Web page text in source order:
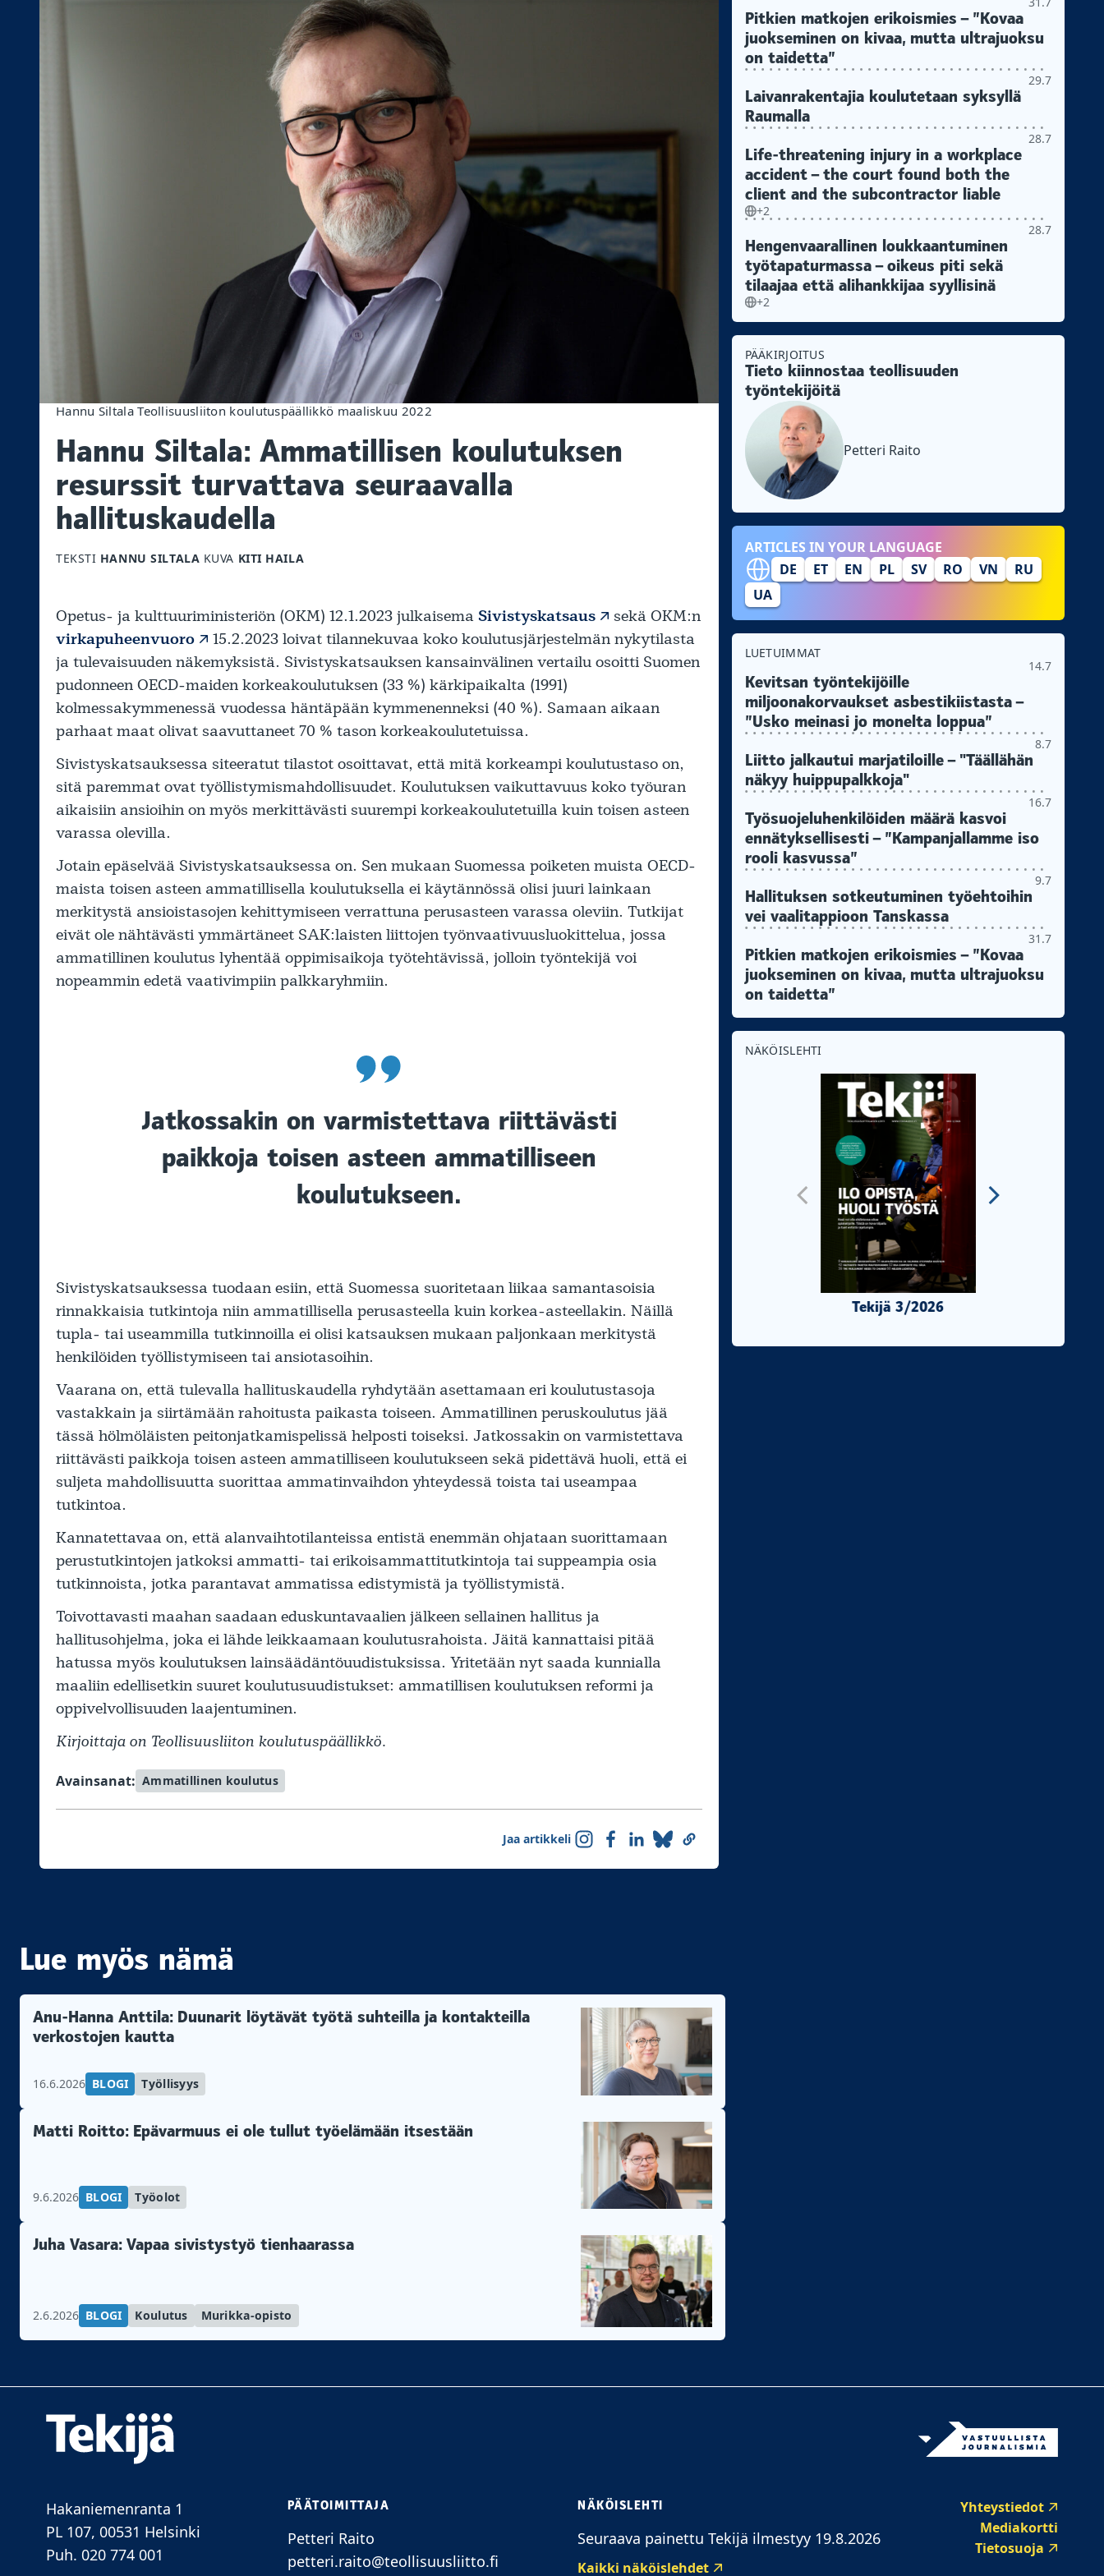
Hannu Siltala Teollisuusliiton koulutuspäällikkö maaliskuu 2022
Hannu Siltala: Ammatillisen koulutuksen
resurssit turvattava seuraavalla
hallituskaudella
TEKSTI HANNU SILTALA KUVA KITI HAILA
Opetus- ja kulttuuriministeriön (OKM) 12.1.2023 julkaisema Sivistyskatsaus
sekä OKM:n
virkapuheenvuoro
15.2.2023 loivat tilannekuvaa koko koulutusjärjestelmän nykytilasta
ja tulevaisuuden näkemyksistä. Sivistyskatsauksen kansainvälinen vertailu osoitti Suomen
pudonneen OECD-maiden korkeakoulutuksen (33 %) kärkipaikalta (1991)
kolmessakymmenessä vuodessa häntäpään kymmenenneksi (40 %). Samaan aikaan
parhaat maat olivat saavuttaneet 70 % tason korkeakoulutetuissa.
Sivistyskatsauksessa siteeratut tilastot osoittavat, että mitä korkeampi koulutustaso on,
sitä paremmat ovat työllistymismahdollisuudet. Koulutuksen vaikuttavuus koko työuran
aikaisiin ansioihin on myös merkittävästi suurempi korkeakoulutetuilla kuin toisen asteen
varassa olevilla.
Jotain epäselvää Sivistyskatsauksessa on. Sen mukaan Suomessa poiketen muista OECD-
maista toisen asteen ammatillisella koulutuksella ei käytännössä olisi juuri lainkaan
merkitystä ansioistasojen kehittymiseen verrattuna perusasteen varassa oleviin. Tutkijat
eivät ole nähtävästi ymmärtäneet SAK:laisten liittojen työnvaativuusluokittelua, jossa
ammatillinen koulutus lyhentää oppimisaikoja työtehtävissä, jolloin työntekijä voi
nopeammin edetä vaativimpiin palkkaryhmiin.
Jatkossakin on varmistettava riittävästi
paikkoja toisen asteen ammatilliseen
koulutukseen.
Sivistyskatsauksessa tuodaan esiin, että Suomessa suoritetaan liikaa samantasoisia
rinnakkaisia tutkintoja niin ammatillisella perusasteella kuin korkea-asteellakin. Näillä
tupla- tai useammilla tutkinnoilla ei olisi katsauksen mukaan paljonkaan merkitystä
henkilöiden työllistymiseen tai ansiotasoihin.
Vaarana on, että tulevalla hallituskaudella ryhdytään asettamaan eri koulutustasoja
vastakkain ja siirtämään rahoitusta paikasta toiseen. Ammatillinen peruskoulutus jää
tässä hölmöläisten peitonjatkamispelissä helposti toiseksi. Jatkossakin on varmistettava
riittävästi paikkoja toisen asteen ammatilliseen koulutukseen sekä pidettävä huoli, että ei
suljeta mahdollisuutta suorittaa ammatinvaihdon yhteydessä toista tai useampaa
tutkintoa.
Kannatettavaa on, että alanvaihtotilanteissa entistä enemmän ohjataan suorittamaan
perustutkintojen jatkoksi ammatti- tai erikoisammattitutkintoja tai suppeampia osia
tutkinnoista, jotka parantavat ammatissa edistymistä ja työllistymistä.
Toivottavasti maahan saadaan eduskuntavaalien jälkeen sellainen hallitus ja
hallitusohjelma, joka ei lähde leikkaamaan koulutusrahoista. Jäitä kannattaisi pitää
hatussa myös koulutuksen lainsäädäntöuudistuksissa. Yritetään nyt saada kunnialla
maaliin edellisetkin suuret koulutusuudistukset: ammatillisen koulutuksen reformi ja
oppivelvollisuuden laajentuminen.
Kirjoittaja on Teollisuusliiton koulutuspäällikkö.
Avainsanat: Ammatillinen koulutus
Jaa artikkeli
Pitkien matkojen erikoismies – ”Kovaa
juokseminen on kivaa, mutta ultrajuoksu
on taidetta”
29.7
Laivanrakentajia koulutetaan syksyllä
Raumalla
28.7
Life-threatening injury in a workplace
accident – the court found both the
client and the subcontractor liable
+2
28.7
Hengenvaarallinen loukkaantuminen
työtapaturmassa – oikeus piti sekä
tilaajaa että alihankkijaa syyllisinä
+2
PÄÄKIRJOITUS
Tieto kiinnostaa teollisuuden
työntekijöitä
Petteri Raito
ARTICLES IN YOUR LANGUAGE
DE
ET EN PL SV RO VN
RU
UA
LUETUIMMAT
14.7
Kevitsan työntekijöille
miljoonakorvaukset asbestikiistasta –
”Usko meinasi jo monelta loppua”
8.7
Liitto jalkautui marjatiloille – "Täällähän
näkyy huippupalkkoja"
16.7
Työsuojeluhenkilöiden määrä kasvoi
ennätyksellisesti – ”Kampanjallamme iso
rooli kasvussa”
9.7
Hallituksen sotkeutuminen työehtoihin
vei vaalitappioon Tanskassa
31.7
Pitkien matkojen erikoismies – ”Kovaa
juokseminen on kivaa, mutta ultrajuoksu
on taidetta”
NÄKÖISLEHTI
Tekijä 3/2026
Lue myös nämä
Anu-Hanna Anttila: Duunarit löytävät työtä suhteilla ja kontakteilla
verkostojen kautta
16.6.2026 BLOGI Työllisyys
Matti Roitto: Epävarmuus ei ole tullut työelämään itsestään
9.6.2026 BLOGI Työolot
Juha Vasara: Vapaa sivistystyö tienhaarassa
2.6.2026 BLOGI Koulutus Murikka-opisto
Hakaniemenranta 1
PL 107, 00531 Helsinki
Puh. 020 774 001
PÄÄTOIMITTAJA
Petteri Raito
petteri.raito@teollisuusliitto.fi
NÄKÖISLEHTI
Seuraava painettu Tekijä ilmestyy 19.8.2026
Kaikki näköislehdet
Yhteystiedot
Mediakortti
Tietosuoja